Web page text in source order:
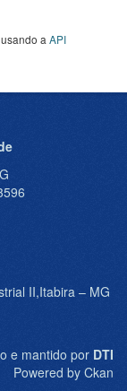
a API
II,Itabira – MG
e mantido por DTI
Powered by Ckan